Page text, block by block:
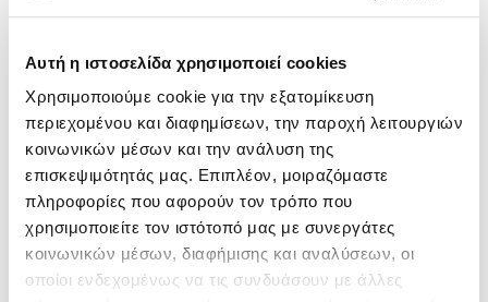
Αυτή η ιστοσελίδα χρησιμοποιεί cookies
Χρησιμοποιούμε cookie για την εξατομίκευση
περιεχομένου και διαφημίσεων, την παροχή λειτουργιών
κοινωνικών μέσων και την ανάλυση της
επισκεψιμότητάς μας. Επιπλέον, μοιραζόμαστε
πληροφορίες που αφορούν τον τρόπο που
χρησιμοποιείτε τον ιστότοπό μας με συνεργάτες
κοινωνικών μέσων, διαφήμισης και αναλύσεων, οι
οποίοι ενδεχομένως να τις συνδυάσουν με άλλες
πρεσβεύει και, εν προκειμένω, ο πολυετής μόχθος του πάνω σε
καβαφικού έργου. [...] Από τον Εουσέμπι Αγιένσα έχουμε
του Καβάφη, αριθμημένων και πρωτογενώς σχολιασμένων
από τον ίδιον.
Νίκος Βατόπουλος, Η Καθημερινή
[...] οι σημειώσεις του επιμελητή της νέας και καλοδεχούμενης
έκδοσης προσφέρουν μια πολύτιμη εισαγωγή στην ποίηση του
Καβάφη. Διευκρινίζουν σημεία που ενδέχεται να δυσκολεύουν
τη σύγχρονη αναγνώστρια και τον αναγνώστη, παραθέτουν
δεδομένα από μια ευρύτατη βιβλιογραφική ανασκόπηση,